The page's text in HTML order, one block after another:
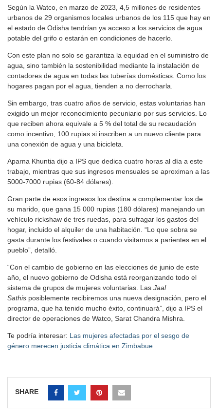
Según la Watco, en marzo de 2023, 4,5 millones de residentes
urbanos de 29 organismos locales urbanos de los 115 que hay en
el estado de Odisha tendrían ya acceso a los servicios de agua
potable del grifo o estarán en condiciones de hacerlo.
Con este plan no solo se garantiza la equidad en el suministro de
agua, sino también la sostenibilidad mediante la instalación de
contadores de agua en todas las tuberías domésticas. Como los
hogares pagan por el agua, tienden a no derrocharla.
Sin embargo, tras cuatro años de servicio, estas voluntarias han
exigido un mejor reconocimiento pecuniario por sus servicios. Lo
que reciben ahora equivale a 5 % del total de su recaudación
como incentivo, 100 rupias si inscriben a un nuevo cliente para
una conexión de agua y una bicicleta.
Aparna Khuntia dijo a IPS que dedica cuatro horas al día a este
trabajo, mientras que sus ingresos mensuales se aproximan a las
5000-7000 rupias (60-84 dólares).
Gran parte de esos ingresos los destina a complementar los de
su marido, que gana 15 000 rupias (180 dólares) manejando un
vehículo rickshaw de tres ruedas, para sufragar los gastos del
hogar, incluido el alquiler de una habitación. “Lo que sobra se
gasta durante los festivales o cuando visitamos a parientes en el
pueblo”, detalló.
“Con el cambio de gobierno en las elecciones de junio de este
año, el nuevo gobierno de Odisha está reorganizando todo el
sistema de grupos de mujeres voluntarias. Las Jaal
Sathis posiblemente recibiremos una nueva designación, pero el
programa, que ha tenido mucho éxito, continuará”, dijo a IPS el
director de operaciones de Watco, Sarat Chandra Mishra.
Te podría interesar: Las mujeres afectadas por el sesgo de
género merecen justicia climática en Zimbabue
SHARE